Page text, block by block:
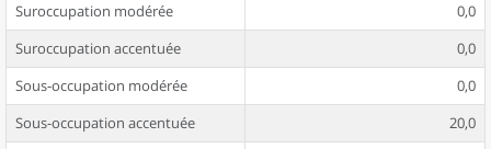
Suroccupation modérée
0,0
Suroccupation accentuée
0,0
Sous-occupation modérée
0,0
Sous-occupation accentuée
20,0